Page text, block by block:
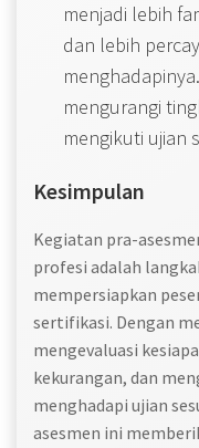
menjadi lebih
dan lebih
mengurangi
mengikuti ujian
Kesimpulan
Kegiatan pra-
profesi adalah
mempersiapkan
sertifikasi. Dengan
mengevaluasi
kekurangan, dan
menghadapi ujian
asesmen ini